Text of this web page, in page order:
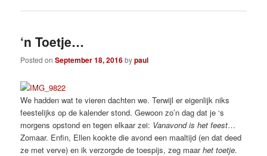
‘n Toetje…
Posted onSeptember 18, 2016bypaul
We hadden wat te vieren dachten we. Terwijl er eigenlijk niks
feestelijks op de kalender stond. Gewoon zo’n dag dat je ‘s
morgens opstond en tegen elkaar zei: Vanavond is het feest…
Zomaar. Enfin, Ellen kookte die avond een maaltijd (en dat deed
ze met verve) en ik verzorgde de toespijs, zeg maarhet toetje.